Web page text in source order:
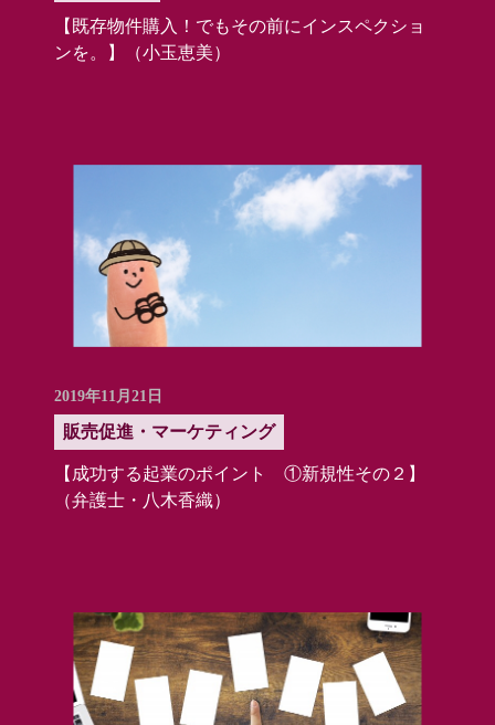
【既存物件購入！でもその前にインスペクショ
ンを。】（小玉恵美）
2019年11月21日
販売促進・マーケティング
【成功する起業のポイント ①新規性その２】
（弁護士・八木香織）